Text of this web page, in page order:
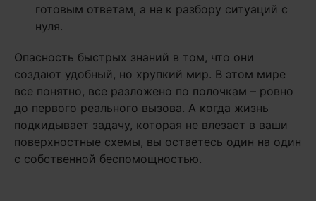
готовым ответам, а не к разбору ситуаций с
нуля.
Опасность быстрых знаний в том, что они
создают удобный, но хрупкий мир. В этом мире
все понятно, все разложено по полочкам – ровно
до первого реального вызова. А когда жизнь
подкидывает задачу, которая не влезает в ваши
поверхностные схемы, вы остаетесь один на один
с собственной беспомощностью.